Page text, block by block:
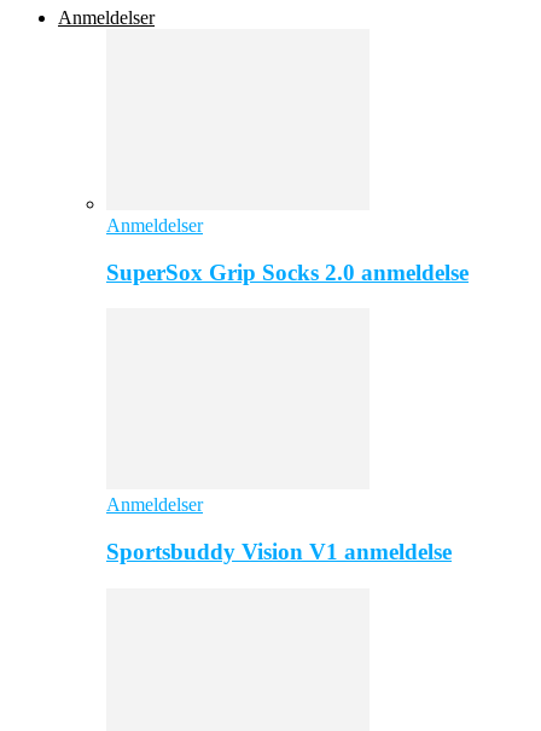
Anmeldelser
Anmeldelser
SuperSox Grip Socks 2.0 anmeldelse
Anmeldelser
Sportsbuddy Vision V1 anmeldelse